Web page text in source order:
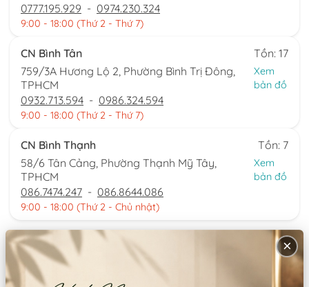
0777.195.929 - 0974.230.324
9:00 - 18:00 (Thứ 2 - Thứ 7)
CN Bình Tân
Tồn: 17
759/3A Hương Lộ 2, Phường Bình Trị Đông,
TPHCM
Xem
bản đồ
0932.713.594 - 0986.324.594
9:00 - 18:00 (Thứ 2 - Thứ 7)
CN Bình Thạnh
Tồn: 7
58/6 Tân Cảng, Phường Thạnh Mỹ Tây,
TPHCM
Xem
bản đồ
086.7474.247 - 086.8644.086
9:00 - 18:00 (Thứ 2 - Chủ nhật)
Từ khoá:Quạt múa
Thông tin sản phẩm
×